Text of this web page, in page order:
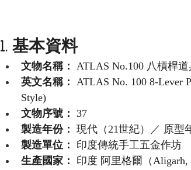
1. 基本資料
文物名稱： ATLAS No.100 八槓桿
英文名稱： ATLAS No. 100 8-Lever
Style)
文物序號： 37
製造年份： 現代（21世紀）／ 原型
製造單位：
印度傳統手工五金作坊
生產國家：
印度 阿里格爾（Aligarh,